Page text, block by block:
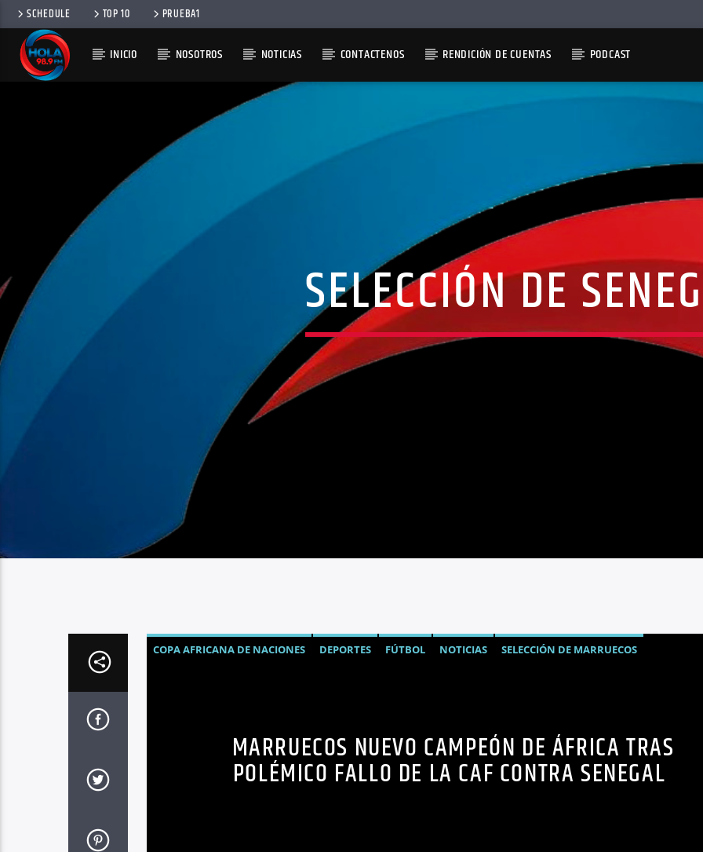
SCHEDULE TOP 10 PRUEBA1
INICIO NOSOTROS NOTICIAS CONTACTENOS RENDICIÓN DE CUENTAS PODCAST
SELECCIÓN DE
COPA AFRICANA DE NACIONES DEPORTES FÚTBOL NOTICIAS
SELECCIÓN DE MARRUECOS
MARRUECOS NUEVO CAMPEÓN DE ÁFRICA TRAS
POLÉMICO FALLO DE LA CAF CONTRA SENEGAL